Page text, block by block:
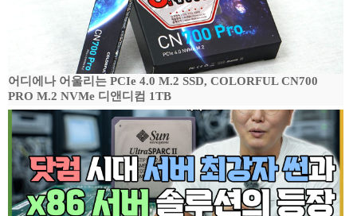
어디에나 어울리는 PCIe 4.0 M.2 SSD, COLORFUL CN700
PRO M.2 NVMe 디앤디컴 1TB